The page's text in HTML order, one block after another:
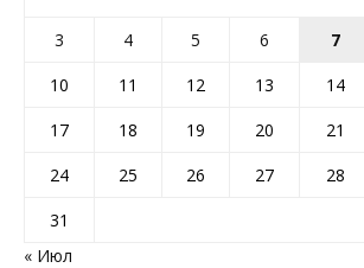
3
4 5 6 7
10
11 12 13 14
17
18 19 20 21
24
25 26 27 28
31
« Июл